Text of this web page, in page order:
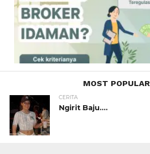
MOST POPULAR
CERITA
Ngirit Baju….